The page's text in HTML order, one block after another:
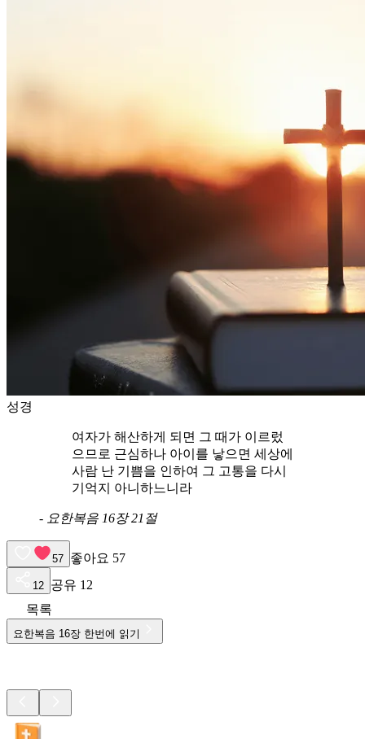
성경
여자가 해산하게 되면 그 때가 이르렀
으므로 근심하나 아이를 낳으면 세상에
사람 난 기쁨을 인하여 그 고통을 다시
기억지 아니하느니라
- 요한복음 16장 21절
57 좋아요 57
12 공유 12
목록
요한복음 16장 한번에 읽기